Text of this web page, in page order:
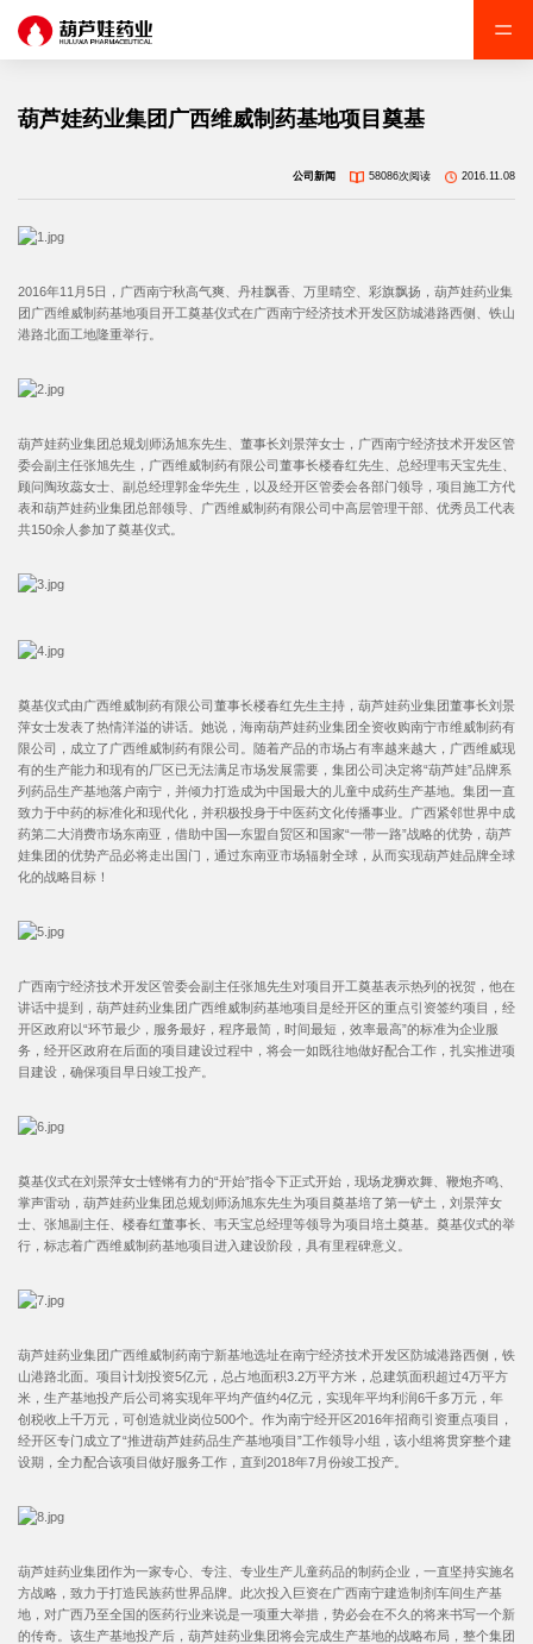
葫芦娃药业集团广西维威制药基地项目奠基
公司新闻 58086次阅读 2016.11.08
2016年11月5日，广西南宁秋高气爽、丹桂飘香、万里晴空、彩旗飘扬，葫芦娃药业集
团广西维威制药基地项目开工奠基仪式在广西南宁经济技术开发区防城港路西侧、铁山
港路北面工地隆重举行。
葫芦娃药业集团总规划师汤旭东先生、董事长刘景萍女士，广西南宁经济技术开发区管
委会副主任张旭先生，广西维威制药有限公司董事长楼春红先生、总经理韦天宝先生、
顾问陶玫蕊女士、副总经理郭金华先生，以及经开区管委会各部门领导，项目施工方代
表和葫芦娃药业集团总部领导、广西维威制药有限公司中高层管理干部、优秀员工代表
共150余人参加了奠基仪式。
奠基仪式由广西维威制药有限公司董事长楼春红先生主持，葫芦娃药业集团董事长刘景
萍女士发表了热情洋溢的讲话。她说，海南葫芦娃药业集团全资收购南宁市维威制药有
限公司，成立了广西维威制药有限公司。随着产品的市场占有率越来越大，广西维威现
有的生产能力和现有的厂区已无法满足市场发展需要，集团公司决定将“葫芦娃”品牌系
列药品生产基地落户南宁，并倾力打造成为中国最大的儿童中成药生产基地。集团一直
致力于中药的标准化和现代化，并积极投身于中医药文化传播事业。广西紧邻世界中成
药第二大消费市场东南亚，借助中国—东盟自贸区和国家“一带一路”战略的优势，葫芦
娃集团的优势产品必将走出国门，通过东南亚市场辐射全球，从而实现葫芦娃品牌全球
化的战略目标！
广西南宁经济技术开发区管委会副主任张旭先生对项目开工奠基表示热列的祝贺，他在
讲话中提到，葫芦娃药业集团广西维威制药基地项目是经开区的重点引资签约项目，经
开区政府以“环节最少，服务最好，程序最简，时间最短，效率最高”的标准为企业服
务，经开区政府在后面的项目建设过程中，将会一如既往地做好配合工作，扎实推进项
目建设，确保项目早日竣工投产。
奠基仪式在刘景萍女士铿锵有力的“开始”指令下正式开始，现场龙狮欢舞、鞭炮齐鸣、
掌声雷动，葫芦娃药业集团总规划师汤旭东先生为项目奠基培了第一铲土，刘景萍女
士、张旭副主任、楼春红董事长、韦天宝总经理等领导为项目培土奠基。奠基仪式的举
行，标志着广西维威制药基地项目进入建设阶段，具有里程碑意义。
葫芦娃药业集团广西维威制药南宁新基地选址在南宁经济技术开发区防城港路西侧，铁
山港路北面。项目计划投资5亿元，总占地面积3.2万平方米，总建筑面积超过4万平方
米，生产基地投产后公司将实现年平均产值约4亿元，实现年平均利润6千多万元，年
创税收上千万元，可创造就业岗位500个。作为南宁经开区2016年招商引资重点项目，
经开区专门成立了“推进葫芦娃药品生产基地项目”工作领导小组，该小组将贯穿整个建
设期，全力配合该项目做好服务工作，直到2018年7月份竣工投产。
葫芦娃药业集团作为一家专心、专注、专业生产儿童药品的制药企业，一直坚持实施名
方战略，致力于打造民族药世界品牌。此次投入巨资在广西南宁建造制剂车间生产基
地，对广西乃至全国的医药行业来说是一项重大举措，势必会在不久的将来书写一个新
的传奇。该生产基地投产后，葫芦娃药业集团将会完成生产基地的战略布局，整个集团